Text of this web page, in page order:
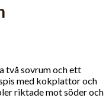
två sovrum och ett
med kokplattor och
riktade mot söder och